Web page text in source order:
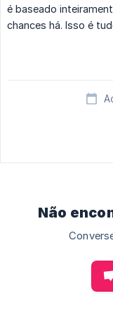
é baseado
chances há. Isso é
Não